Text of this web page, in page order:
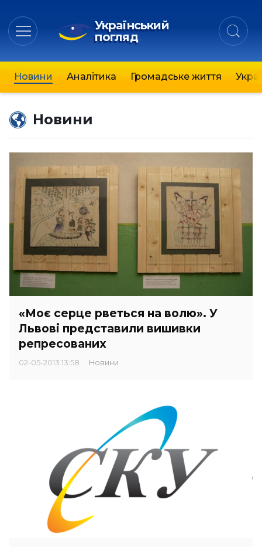
Український
погляд
Новини Аналітика Громадське життя
Новини
«Моє серце рветься на волю». У
Львові представили вишивки
репресованих
02-05-2013 13:58 Новини